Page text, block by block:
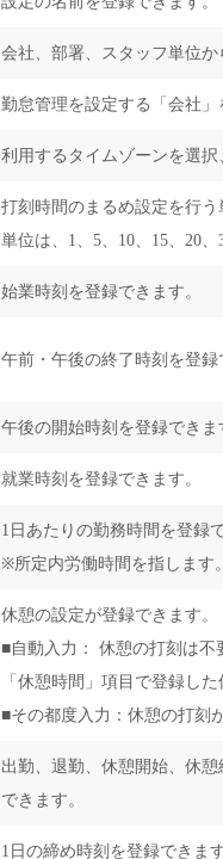
会社、部署、スタッフ単位か
勤怠管理を設定する「会社」
利用するタイムゾーンを選択
打刻時間のまるめ設定を行う
単位は、1、5、10、15、20
始業時刻を登録できます。
午前・午後の終了時刻を登録
午後の開始時刻を登録できま
就業時刻を登録できます。
1日あたりの勤務時間を登録
※所定内労働時間を指します
休憩の設定が登録できます。
■自動入力： 休憩の打刻は不
「休憩時間」項目で登録し
■その都度入力：休憩の打刻
出勤、退勤、休憩開始、休
できます。
1日の締め時刻を登録できます